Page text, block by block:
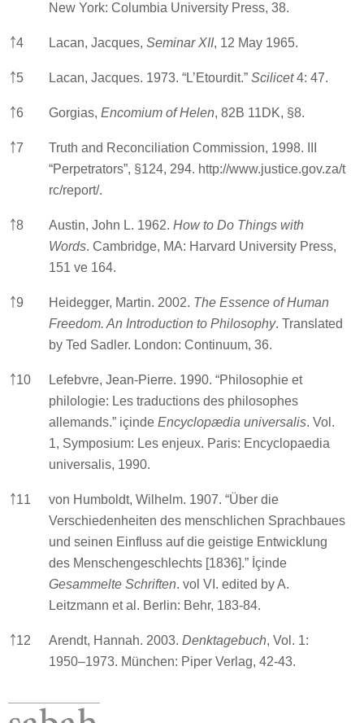
New York: Columbia University Press, 38.
￪4 Lacan, Jacques, Seminar XII, 12 May 1965.
￪5 Lacan, Jacques. 1973. “L’Etourdit.” Scilicet4: 47.
￪6 Gorgias, Encomium of Helen, 82B 11DK, §8.
￪7
Truth and Reconciliation Commission, 1998. III
“Perpetrators”, §124, 294. http://www.justice.gov.za/t
rc/report/.
￪8 Austin, John L. 1962. How to Do Things with
Words. Cambridge, MA: Harvard University Press,
151 ve 164.
￪9 Heidegger, Martin. 2002. The Essence of Human
Freedom. An Introduction to Philosophy. Translated
by Ted Sadler. London: Continuum, 36.
￪10
Lefebvre, Jean-Pierre. 1990. “Philosophie et
philologie: Les traductions des philosophes
allemands.” içinde Encyclopædia universalis. Vol.
1, Symposium: Les enjeux. Paris: Encyclopaedia
universalis, 1990.
￪11
von Humboldt, Wilhelm. 1907. “Über die
Verschiedenheiten des menschlichen Sprachbaues
und seinen Einfluss auf die geistige Entwicklung
des Menschengeschlechts [1836].” İçinde
Gesammelte Schriften. vol VI. edited by A.
Leitzmann et al. Berlin: Behr, 183-84.
￪12 Arendt, Hannah. 2003. Denktagebuch, Vol. 1:
1950–1973. München: Piper Verlag, 42-43.